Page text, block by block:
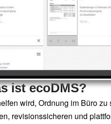
ist ecoDMS?
wird, Ordnung im Büro
revisionssicheren und